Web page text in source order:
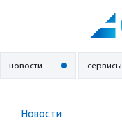
новости сервисы
Новости